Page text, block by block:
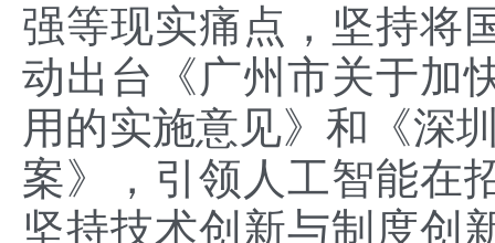
强等现实痛点，坚持将
动出台《广州市关于加
用的实施意见》和《深
案》，引领人工智能在
坚持技术创新与制度创